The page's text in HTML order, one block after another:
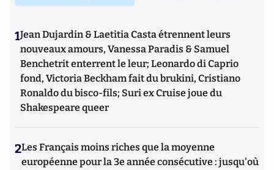
1Jean Dujardin & Laetitia Casta étrennent leurs
nouveaux amours, Vanessa Paradis & Samuel
Benchetrit enterrent le leur; Leonardo di Caprio
fond, Victoria Beckham fait du brukini, Cristiano
Ronaldo du bisco-fils; Suri ex Cruise joue du
Shakespeare queer
2Les Français moins riches que la moyenne
européenne pour la 3e année consécutive : jusqu'où